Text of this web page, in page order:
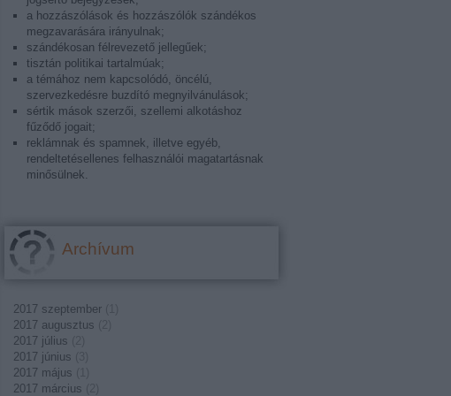
a hozzászólások és hozzászólók szándékos
megzavarására irányulnak;
szándékosan félrevezető jellegűek;
tisztán politikai tartalmúak;
a témához nem kapcsolódó, öncélú,
szervezkedésre buzdító megnyilvánulások;
sértik mások szerzői, szellemi alkotáshoz
fűződő jogait;
reklámnak és spamnek, illetve egyéb,
rendeltetésellenes felhasználói magatartásnak
minősülnek.
Archívum
2017 szeptember
2017 augusztus
2017 július
2017 június
2017 május
2017 március